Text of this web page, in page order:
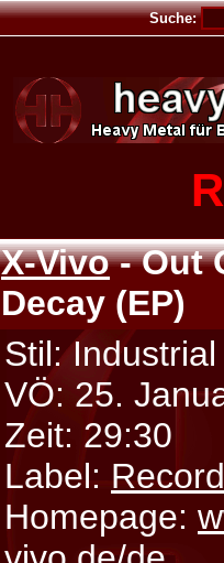
Suche:
X-Vivo- Out
Decay (EP)
Stil:
VÖ: 25.
Zeit: 29:30
Label:
Homepage: